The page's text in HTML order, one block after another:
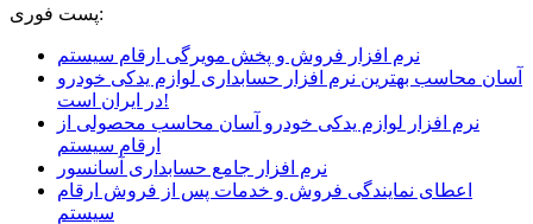
پست فوری:
نرم افزار فروش و پخش مویرگی ارقام سیستم
آسان محاسب بهترین نرم افزار حسابداری لوازم یدکی خودرو
در ایران است!
نرم افزار لوازم یدکی خودرو آسان محاسب محصولی از
ارقام سیستم
نرم افزار جامع حسابداری آسانسور
اعطای نمایندگی فروش و خدمات پس از فروش ارقام
سیستم